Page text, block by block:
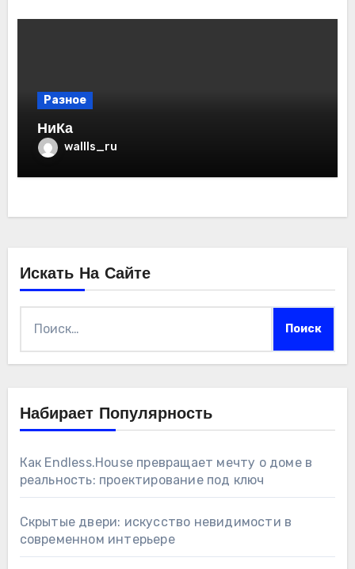
Разное
НиКа
wallls_ru
Искать На Сайте
Набирает Популярность
Как Endless.House превращает мечту о доме в
реальность: проектирование под ключ
Скрытые двери: искусство невидимости в
современном интерьере